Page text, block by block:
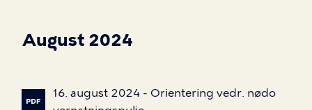
August 2024
16. august 2024 - Orientering vedr. nødo